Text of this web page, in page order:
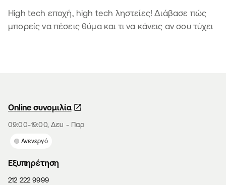
High tech εποχή, high tech ληστείες! Διάβασε πώς
μπορείς να πέσεις θύμα και τι να κάνεις αν σου τύχει
Online συνομιλία
09:00-19:00, Δευ - Παρ
Ανενεργό
Εξυπηρέτηση
212 222 9999